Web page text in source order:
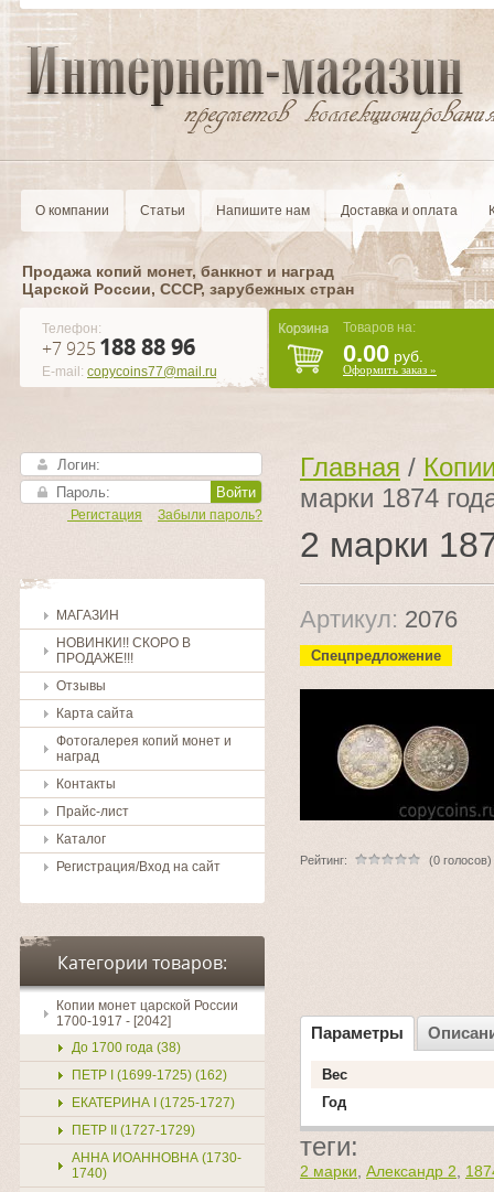
О компании Статьи Напишите нам Доставка и оплата
Продажа копий монет, банкнот и наград
Царской России, CCCР, зарубежных стран
Телефон:
+7 925 188 88 96
E-mail: copycoins77@mail.ru
Товаров на:
0.00 руб.
Оформить заказ »
Войти
Забыли пароль?
Регистация
МАГАЗИН
НОВИНКИ!! СКОРО В
ПРОДАЖЕ!!!
Отзывы
Карта сайта
Фотогалерея копий монет и
наград
Контакты
Прайс-лист
Каталог
Регистрация/Вход на сайт
Категории товаров:
Копии монет царской России
1700-1917 - [2042]
До 1700 года (38)
ПЕТР I (1699-1725) (162)
ЕКАТЕРИНА I (1725-1727)
ПЕТР II (1727-1729)
АННА ИОАННОВНА (1730-
1740)
Главная /
марки 1874
2 марки
Артикул: 2076
Спецпредложение
Рейтинг: (0 голосов)
Параметры
Вес
Год
теги:
2 марки Александр 2